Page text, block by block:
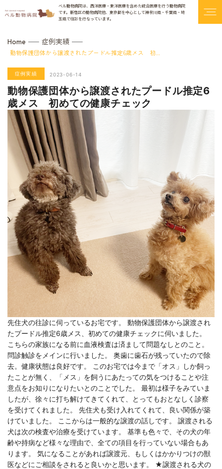
ベル動物病院は、西洋医療・東洋医療を含めた統合医療を行う動物病院
です。 新宿区の動物病院他、東京都を中心として神奈川県・千葉県・埼
玉県で往診を行なっています。
Home 症例実績
動物保護団体から譲渡されたプードル推定6歳メス 初...
症例実績 2023-06-14
動物保護団体から譲渡されたプードル推定6
歳メス 初めての健康チェック
先住犬の往診に伺っているお宅です。 動物保護団体から譲渡され
たプードル推定6歳メス、初めての健康チェックに伺いました。
こちらの家族になる前に血液検査は済まして問題なしとのこと。
問診触診をメインに行いました。 奥歯に歯石が残っていたので除
去。健康状態は良好です。 このお宅では今まで「オス」しか飼っ
たことが無く、「メス」を飼うにあたっての気をつけることや注
意点をお知りになりたいとのことでした。 最初は様子をみていま
したが、徐々に打ち解けてきてくれて、とってもおとなしく診察
を受けてくれました。 先住犬も受け入れてくれて、良い関係が築
けていました。 ここからは一般的な譲渡の話しです。 譲渡される
犬は次の検査や治療を受けています。 基準も色々で、その犬の年
齢や持病など様々な理由で、全ての項目を行っていない場合もあ
ります。 気になることがあれば譲渡元、もしくはかかりつけの獣
医などにご相談をされると良いかと思います。 ★譲渡される犬の